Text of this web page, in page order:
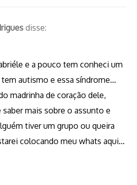
disse:
e a pouco tem conheci um
autismo e essa síndrome…
madrinha de coração dele,
mais sobre o assunto e
tiver um grupo ou queira
colocando meu whats aqui…